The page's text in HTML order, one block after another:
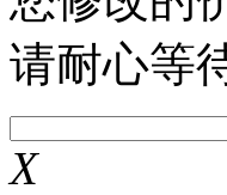
请耐心等
X